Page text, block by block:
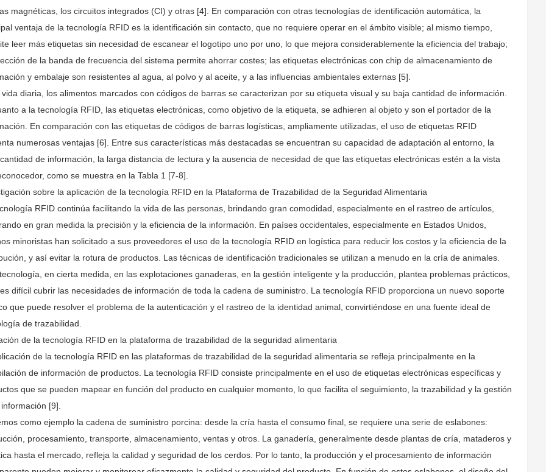
magnéticas, los circuitos integrados (CI) y otras [4]. En comparación con otras tecnologías de identificación automática, la
ventaja de la tecnología RFID es la identificación sin contacto, que no requiere operar en el ámbito visible; al mismo tiempo,
leer más etiquetas sin necesidad de escanear el logotipo uno por uno, lo que mejora considerablemente la eficiencia del trabajo;
de la banda de frecuencia del sistema permite ahorrar costes; las etiquetas electrónicas con chip de almacenamiento de
y embalaje son resistentes al agua, al polvo y al aceite, y a las influencias ambientales externas [5].
vida diaria, los alimentos marcados con códigos de barras se caracterizan por su etiqueta visual y su baja cantidad de información.
a la tecnología RFID, las etiquetas electrónicas, como objetivo de la etiqueta, se adhieren al objeto y son el portador de la
En comparación con las etiquetas de códigos de barras logísticas, ampliamente utilizadas, el uso de etiquetas RFID
numerosas ventajas [6]. Entre sus características más destacadas se encuentran su capacidad de adaptación al entorno, la
de información, la larga distancia de lectura y la ausencia de necesidad de que las etiquetas electrónicas estén a la vista
como se muestra en la Tabla 1 [7-8].
sobre la aplicación de la tecnología RFID en la Plataforma de Trazabilidad de la Seguridad Alimentaria
RFID continúa facilitando la vida de las personas, brindando gran comodidad, especialmente en el rastreo de artículos,
en gran medida la precisión y la eficiencia de la información. En países occidentales, especialmente en Estados Unidos,
minoristas han solicitado a sus proveedores el uso de la tecnología RFID en logística para reducir los costos y la eficiencia de la
y así evitar la rotura de productos. Las técnicas de identificación tradicionales se utilizan a menudo en la cría de animales.
en cierta medida, en las explotaciones ganaderas, en la gestión inteligente y la producción, plantea problemas prácticos,
difícil cubrir las necesidades de información de toda la cadena de suministro. La tecnología RFID proporciona un nuevo soporte
que puede resolver el problema de la autenticación y el rastreo de la identidad animal, convirtiéndose en una fuente ideal de
de trazabilidad.
de la tecnología RFID en la plataforma de trazabilidad de la seguridad alimentaria
de la tecnología RFID en las plataformas de trazabilidad de la seguridad alimentaria se refleja principalmente en la
de información de productos. La tecnología RFID consiste principalmente en el uso de etiquetas electrónicas específicas y
que se pueden mapear en función del producto en cualquier momento, lo que facilita el seguimiento, la trazabilidad y la gestión
[9].
como ejemplo la cadena de suministro porcina: desde la cría hasta el consumo final, se requiere una serie de eslabones:
procesamiento, transporte, almacenamiento, ventas y otros. La ganadería, generalmente desde plantas de cría, mataderos y
hasta el mercado, refleja la calidad y seguridad de los cerdos. Por lo tanto, la producción y el procesamiento de información